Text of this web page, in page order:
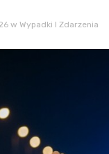
w Wypadki I Zdarzenia